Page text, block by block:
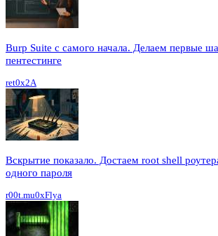
Burp Suite с самого начала. Делаем первые
пентестинге
ret0x2A
Вскрытие показало. Достаем root shell
одного пароля
r00t.mu0xFlya